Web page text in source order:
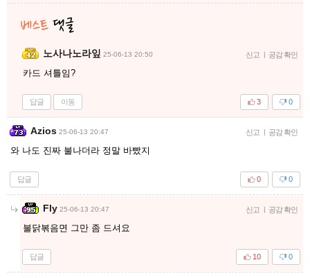
노사나노라잎 25-06-13 20:50 신고 | 공감 확인
카드 셔틀임?
답글 이동 0
3
Azios 25-06-13 20:47 신고 | 공감 확인
와 나도 진짜 불나더라 정말 바빴지
답글 0
0
Fly 25-06-13 20:47 신고 | 공감 확인
불닭볶음면 그만 좀 드셔요
답글 0
10